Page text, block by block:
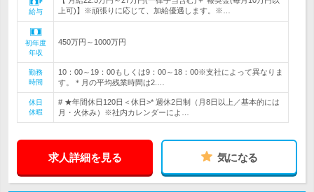
給与
上可)】※頑張りに応じて、加給優遇します。※…
初年度
年収
450万円～1000万円
勤務
時間
10：00～19：00もしくは9：00～18：00※支社によって異なりま
す。＊月の平均残業時間は2.…
休日
休暇
# ★年間休日120日＜休日>* 週休2日制（月8日以上／基本的には
月・火休み）※社内カレンダーによ…
求人詳細を見る 気になる